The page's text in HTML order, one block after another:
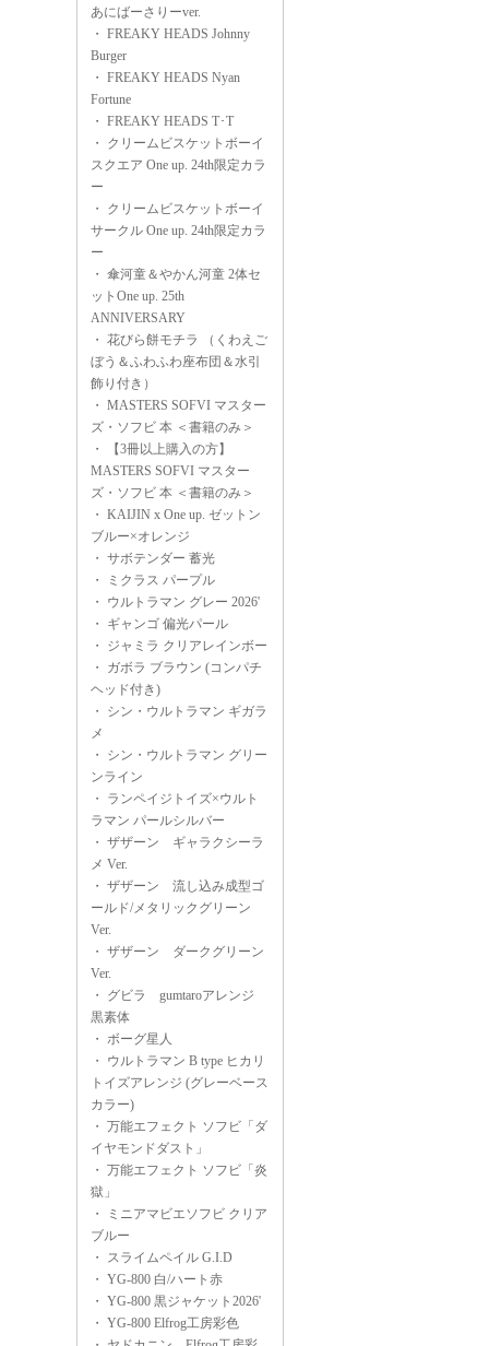
あにばーさりーver.
・ FREAKY HEADS Johnny
Burger
・ FREAKY HEADS Nyan
Fortune
・ FREAKY HEADS T･T
・ クリームビスケットボーイ
スクエア One up. 24th限定カラ
ー
・ クリームビスケットボーイ
サークル One up. 24th限定カラ
ー
・ 傘河童＆やかん河童 2体セ
ットOne up. 25th
ANNIVERSARY
・ 花びら餅モチラ （くわえご
ぼう＆ふわふわ座布団＆水引
飾り付き）
・ MASTERS SOFVI マスター
ズ・ソフビ 本 ＜書籍のみ＞
・
【3冊以上購入の方】
MASTERS SOFVI マスター
ズ・ソフビ 本 ＜書籍のみ＞
・ KAIJIN x One up. ゼットン
ブルー×オレンジ
・ サボテンダー 蓄光
・
ミクラス パープル
・ ウルトラマン グレー 2026'
・ ギャンゴ 偏光パール
・ ジャミラ クリアレインボー
・ ガボラ ブラウン (コンパチ
ヘッド付き)
・ シン・ウルトラマン ギガラ
メ
・ シン・ウルトラマン グリー
ンライン
・ ランペイジトイズ×ウルト
ラマン パールシルバー
・ ザザーン ギャラクシーラ
メ Ver.
・ ザザーン 流し込み成型ゴ
ールド/メタリックグリーン
Ver.
・ ザザーン ダークグリーン
Ver.
・ グビラ gumtaroアレンジ
黒素体
・ ボーグ星人
・ ウルトラマン B type ヒカリ
トイズアレンジ (グレーベース
カラー)
・ 万能エフェクト ソフビ「ダ
イヤモンドダスト」
・ 万能エフェクト ソフビ「炎
獄」
・
ミニアマビエソフビ クリア
ブルー
・ スライムペイル G.I.D
・ YG-800 白/ハート赤
・ YG-800 黒ジャケット2026'
・ YG-800 Elfrog工房彩色